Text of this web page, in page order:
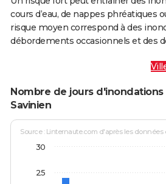
cours d’eau, de nappes phréatiques
risque moyen correspond à des
débordements occasionnels et des
Nombre de jours
Savinien
Source : Linternaute.com d'après les données
25
30